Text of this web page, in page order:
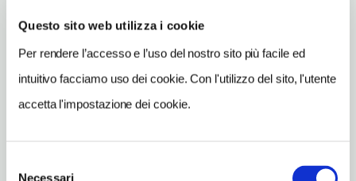
Questo sito web utilizza i cookie
Per rendere l’accesso e l’uso del nostro sito più facile ed
intuitivo facciamo uso dei cookie. Con l'utilizzo del sito, l'utente
accetta l'impostazione dei cookie.
Necessari
107842060
TIPO DI CUCINA
finlandese, di ricerc
METRO